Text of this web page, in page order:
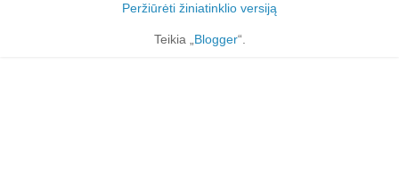
Peržiūrėti žiniatinklio versiją
Teikia „Blogger“.